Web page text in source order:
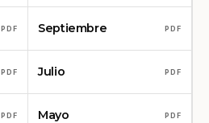
PDF Septiembre PDF
PDF Julio PDF
PDF Mayo PDF